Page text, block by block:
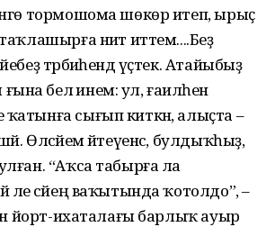
тормошома шөкөр итеп, ырыҫ
ниәт иттем....Беҙ
тәрбиәһендә үҫтек. Атайыбыҙ
белә инем: ул, ғаиләһен
сығып киткән, алыҫта –
Өләсәйем әйтеүенсә, булдыҡһыҙ,
“Аҡса табырға ла
әле әсәйең ваҡытында ҡотолдо”, –
йорт-ихаталағы барлыҡ ауыр